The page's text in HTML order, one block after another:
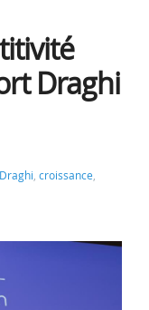
Draghi
Draghi, croissance,